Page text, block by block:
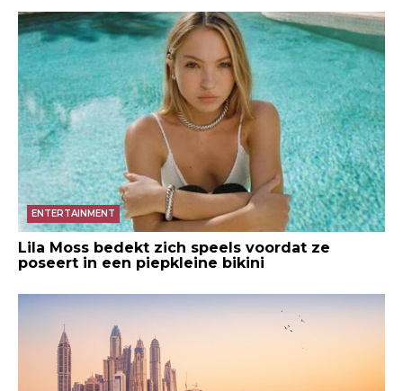
ENTERTAINMENT
Lila Moss bedekt zich speels voordat ze
poseert in een piepkleine bikini